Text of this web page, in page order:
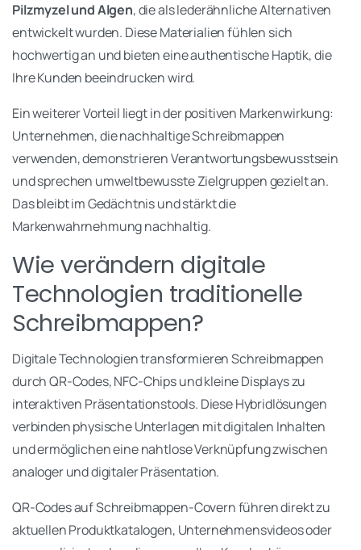
Pilzmyzel und Algen, die als lederähnliche Alternativen
entwickelt wurden. Diese Materialien fühlen sich
hochwertig an und bieten eine authentische Haptik, die
Ihre Kunden beeindrucken wird.
Ein weiterer Vorteil liegt in der positiven Markenwirkung:
Unternehmen, die nachhaltige Schreibmappen
verwenden, demonstrieren Verantwortungsbewusstsein
und sprechen umweltbewusste Zielgruppen gezielt an.
Das bleibt im Gedächtnis und stärkt die
Markenwahrnehmung nachhaltig.
Wie verändern digitale
Technologien traditionelle
Schreibmappen?
Digitale Technologien transformieren Schreibmappen
durch QR-Codes, NFC-Chips und kleine Displays zu
interaktiven Präsentationstools. Diese Hybridlösungen
verbinden physische Unterlagen mit digitalen Inhalten
und ermöglichen eine nahtlose Verknüpfung zwischen
analoger und digitaler Präsentation.
QR-Codes auf Schreibmappen-Covern führen direkt zu
aktuellen Produktkatalogen, Unternehmensvideos oder